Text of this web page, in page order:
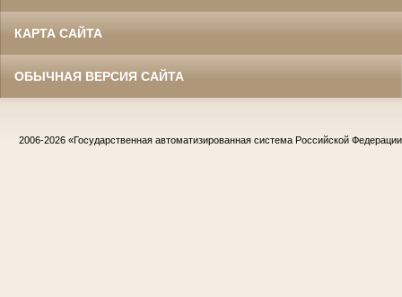
КАРТА САЙТА
ОБЫЧНАЯ ВЕРСИЯ САЙТА
2006-2026 «Государственная автоматизированная система Российской